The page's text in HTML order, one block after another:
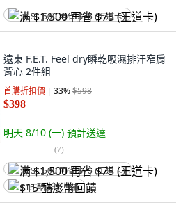
满 $1,500 再省 $75 (王道卡)
遠東 F.E.T. Feel dry瞬乾吸濕排汗窄肩
背心 2件組
首購折扣價 33%$598
$398
明天 8/10 (一) 預計送達
(7)
满 $1,500 再省 $75 (王道卡)
$15 酷澎幣回饋